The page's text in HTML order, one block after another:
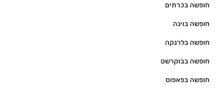
חופשה בכרתים
חופשה בוינה
חופשה בלרנקה
חופשה בבוקרשט
חופשה בפאפוס